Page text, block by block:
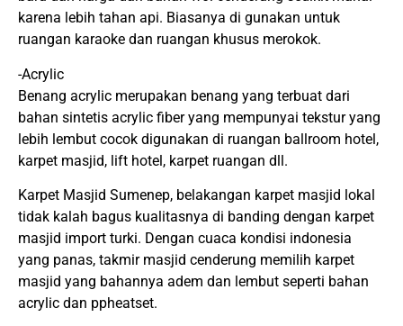
karena lebih tahan api. Biasanya di gunakan untuk
ruangan karaoke dan ruangan khusus merokok.
-Acrylic
Benang acrylic merupakan benang yang terbuat dari
bahan sintetis acrylic fiber yang mempunyai tekstur yang
lebih lembut cocok digunakan di ruangan ballroom hotel,
karpet masjid, lift hotel, karpet ruangan dll.
Karpet Masjid Sumenep, belakangan karpet masjid lokal
tidak kalah bagus kualitasnya di banding dengan karpet
masjid import turki. Dengan cuaca kondisi indonesia
yang panas, takmir masjid cenderung memilih karpet
masjid yang bahannya adem dan lembut seperti bahan
acrylic dan ppheatset.